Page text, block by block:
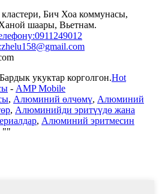
Бич Хоа коммунасы,
шаары, Вьетнам.
0911249012
zhelu158@gmail.com
укуктар корголгон.Hot
- AMP Mobile
, Алюминий өлчөмү, Алюминий
, Алюминийди эритүүдө жана
, Алюминий эритмесин
""